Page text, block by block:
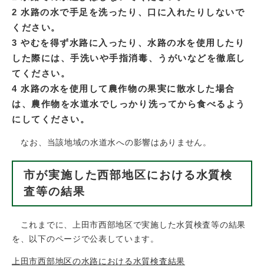
2 水路の水で手足を洗ったり、口に入れたりしないで
ください。
3 やむを得ず水路に入ったり、水路の水を使用したり
した際には、手洗いや手指消毒、うがいなどを徹底し
てください。
4 水路の水を使用して農作物の果実に散水した場合
は、農作物を水道水でしっかり洗ってから食べるよう
にしてください。
なお、当該地域の水道水への影響はありません。​
市が実施した西部地区における水質検
査等の結果
これまでに、上田市西部地区で実施した水質検査等の結果
を、以下のページで公表しています。
上田市西部地区の水路における水質検査結果